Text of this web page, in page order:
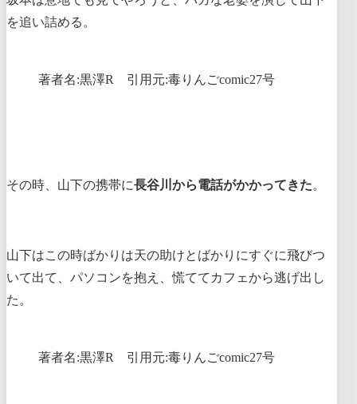
を追い詰める。
著者名:黒澤R 引用元:毒りんごcomic27号
その時、山下の携帯に長谷川から電話がかかってきた。
山下はこの時ばかりは天の助けとばかりにすぐに飛びつ
いて出て、パソコンを抱え、慌ててカフェから逃げ出し
た。
著者名:黒澤R 引用元:毒りんごcomic27号